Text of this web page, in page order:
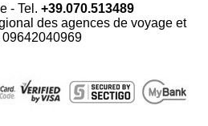
- Tel. +39.070.513489
des agences de voyage et
09642040969